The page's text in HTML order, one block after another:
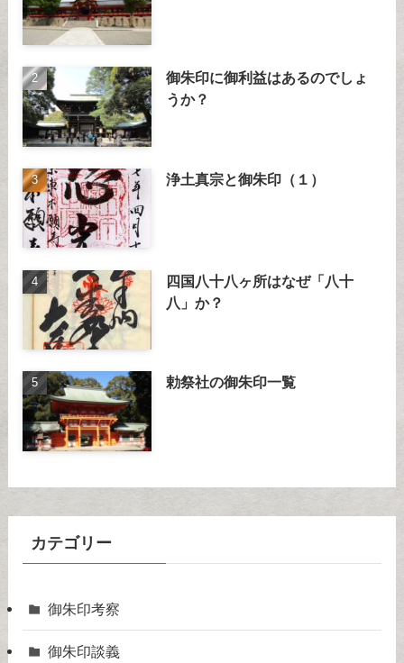
御朱印に御利益はあるのでしょ
うか？
浄土真宗と御朱印（１）
四国八十八ヶ所はなぜ「八十
八」か？
勅祭社の御朱印一覧
カテゴリー
御朱印考察
御朱印談義